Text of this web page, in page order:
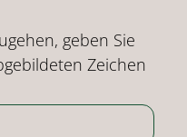
geben Sie
Zeichen